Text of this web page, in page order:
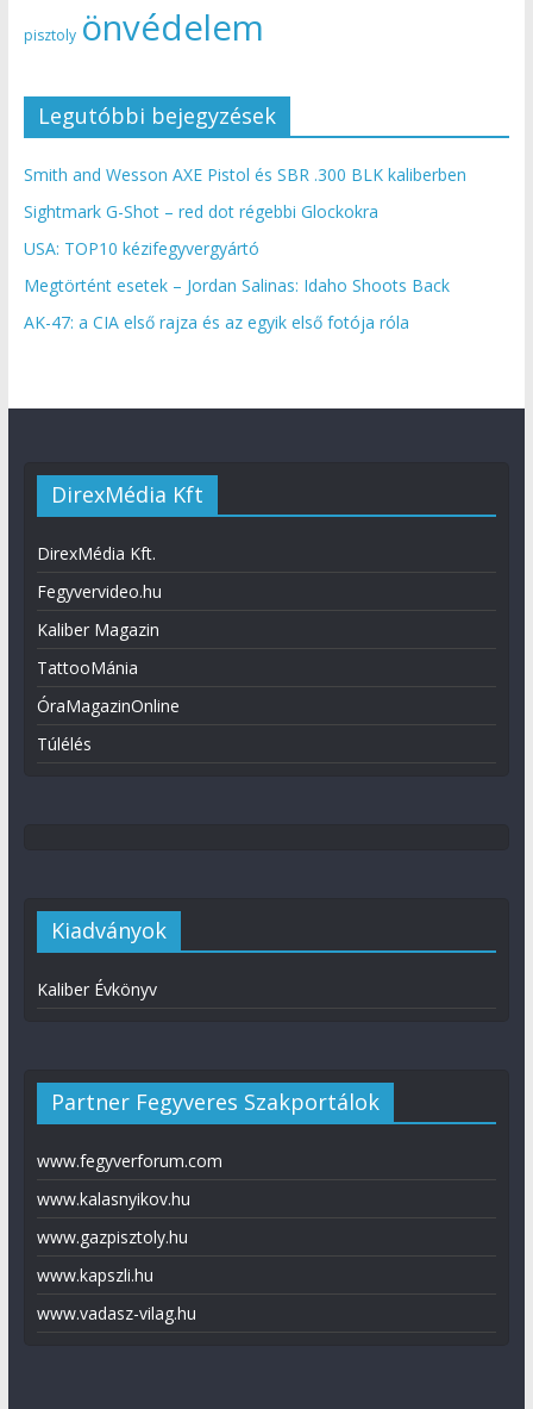
pisztoly önvédelem
Legutóbbi bejegyzések
Smith and Wesson AXE Pistol és SBR .300 BLK kaliberben
Sightmark G-Shot – red dot régebbi Glockokra
USA: TOP10 kézifegyvergyártó
Megtörtént esetek – Jordan Salinas: Idaho Shoots Back
AK-47: a CIA első rajza és az egyik első fotója róla
DirexMédia Kft
DirexMédia Kft.
Fegyvervideo.hu
Kaliber Magazin
TattooMánia
ÓraMagazinOnline
Túlélés
Kiadványok
Kaliber Évkönyv
Partner Fegyveres Szakportálok
www.fegyverforum.com
www.kalasnyikov.hu
www.gazpisztoly.hu
www.kapszli.hu
www.vadasz-vilag.hu